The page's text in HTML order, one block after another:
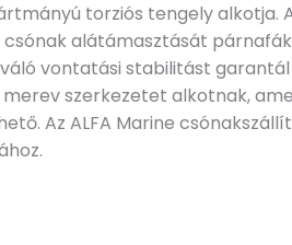
torziós tengely alkotja.
alátámasztását
vontatási stabilitást
szerkezetet alkotnak,
Az ALFA Marine